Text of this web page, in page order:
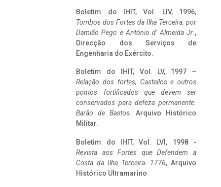
Boletim do IHIT, Vol. LIV, 1996,
Tombos dos Fortes da Ilha Terceira, por
Damião Pego e António d’ Almeida Jr.,
Direcção dos Serviços de
Engenharia do Exército.
Boletim do IHIT, Vol. LV, 1997 –
Relação dos fortes, Castellos e outros
pontos fortificados que devem ser
conservados para defeza permanente.
Barão de Bastos. Arquivo Histórico
Militar.
Boletim do IHIT, Vol. LVI, 1998 -
Revista aos Fortes que Defendem a
Costa da Ilha Terceira- 1776, Arquivo
Histórico Ultramarino